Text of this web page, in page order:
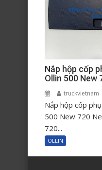
Nắp hộp cốp
Ollin 500 New
truckvietnam
Nắp hộp cốp
500 New 720
720...
OLLIN